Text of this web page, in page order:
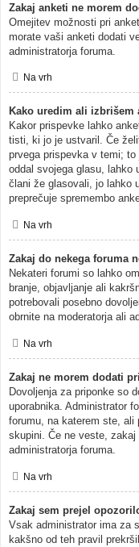
Zakaj anketi ne morem
Omejitev možnosti pri
morate vaši anketi dodati
administratorja foruma.
Na vrh
Kako uredim ali izbrišem
Kakor prispevke lahko
tisti, ki jo je ustvaril. Če
prvega prispevka v temi;
oddal svojega glasu, lahko
člani že glasovali, jo lahko
preprečuje spremembo
Na vrh
Zakaj do nekega foruma
Nekateri forumi so lahko
branje, objavljanje ali
potrebovali posebno
obrnite na moderatorja ali
Na vrh
Zakaj ne morem dodati
Dovoljenja za priponke so
uporabnika. Administrator
forumu, na katerem ste, ali
skupini. Če ne veste,
administratorja foruma.
Na vrh
Zakaj sem prejel
Vsak administrator ima za
kakšno od teh pravil